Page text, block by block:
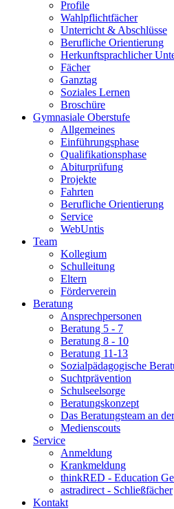
Profile
Wahlpflichtfächer
Unterricht & Abschlüsse
Berufliche Orientierung
Herkunftsprachlicher
Fächer
Ganztag
Soziales Lernen
Broschüre
Gymnasiale Oberstufe
Allgemeines
Einführungsphase
Qualifikationsphase
Abiturprüfung
Projekte
Fahrten
Berufliche Orientierung
Service
WebUntis
Team
Kollegium
Schulleitung
Eltern
Förderverein
Beratung
Ansprechpersonen
Beratung 5 - 7
Beratung 8 - 10
Beratung 11-13
Sozialpädagogische
Suchtprävention
Schulseelsorge
Beratungskonzept
Das Beratungsteam an
Medienscouts
Service
Anmeldung
Krankmeldung
thinkRED - Education
astradirect - Schließfächer
Kontakt